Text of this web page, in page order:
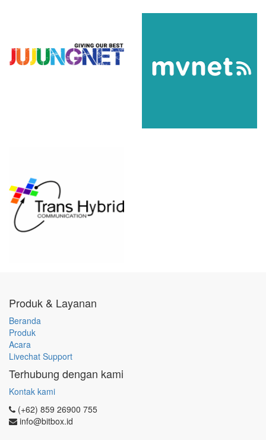
Produk & Layanan
Beranda
Produk
Acara
Livechat Support
Terhubung dengan kami
Kontak kami
(+62) 859 26900 755
info@bitbox.id